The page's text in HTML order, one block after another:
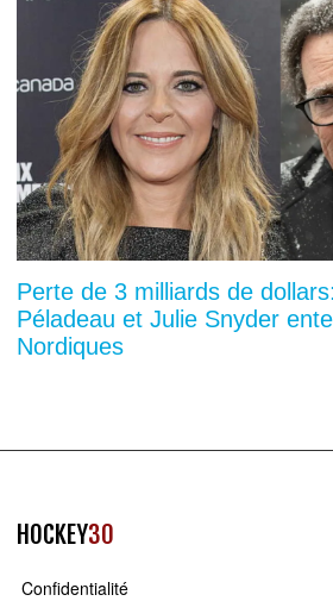
Perte de 3 milliards de
Péladeau et Julie Snyder
Nordiques
HOCKEY30
Confidentialité